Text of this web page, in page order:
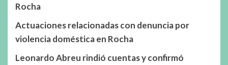
Rocha
Actuaciones relacionadas con denuncia por
violencia doméstica en Rocha
Leonardo Abreu rindió cuentas y confirmó